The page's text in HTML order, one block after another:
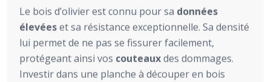
Le bois d’olivier est connu pour sa données
élevéeset sa résistance exceptionnelle. Sa densité
lui permet de ne pas se fissurer facilement,
protégeant ainsi vos couteauxdes dommages.
Investir dans une planche à découper en bois